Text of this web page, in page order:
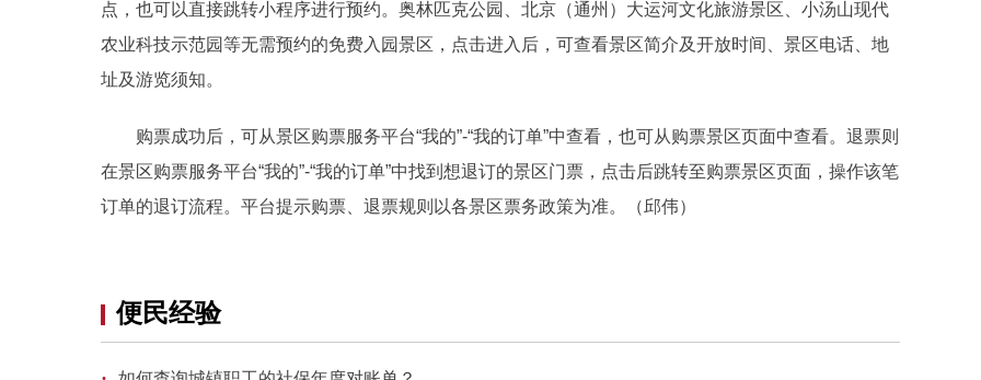
点，也可以直接跳转小程序进行预约。奥林匹克公园、北京（通州）大运河文化旅游景区、小汤山现代
农业科技示范园等无需预约的免费入园景区，点击进入后，可查看景区简介及开放时间、景区电话、地
址及游览须知。
购票成功后，可从景区购票服务平台“我的”-“我的订单”中查看，也可从购票景区页面中查看。退票则
在景区购票服务平台“我的”-“我的订单”中找到想退订的景区门票，点击后跳转至购票景区页面，操作该笔
订单的退订流程。平台提示购票、退票规则以各景区票务政策为准。（邱伟）
便民经验